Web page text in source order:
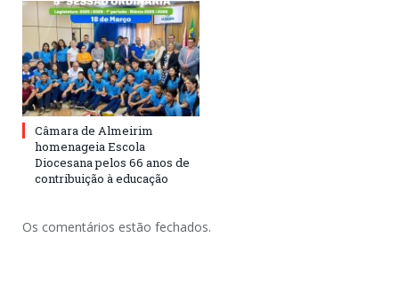
Câmara de Almeirim
homenageia Escola
Diocesana pelos 66 anos de
contribuição à educação
Os comentários estão fechados.